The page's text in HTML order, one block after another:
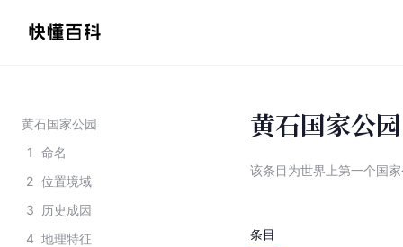
黄石国家公园
1
命名
2 位置境域
3
历史成因
4 地理特征
黄石国家公园
该条目为世界上第一个国
条目